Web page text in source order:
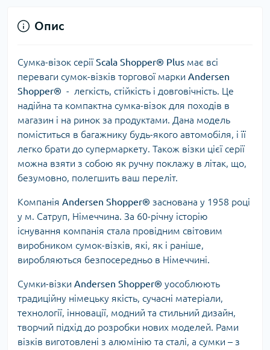
Опис
Сумка-візок серії Scala Shopper® Plus має всі
переваги сумок-візків торгової марки Andersen
Shopper® - легкість, стійкість і довговічність. Це
надійна та компактна сумка-візок для походів в
магазин і на ринок за продуктами. Дана модель
поміститься в багажнику будь-якого автомобіля, і її
легко брати до супермаркету. Також візки цієї серії
можна взяти з собою як ручну поклажу в літак, що,
безумовно, полегшить ваш переліт.
Компанія Andersen Shopper® заснована у 1958 році
у м. Сатруп, Німеччина. За 60-річну історію
існування компанія стала провідним світовим
виробником сумок-візків, які, як і раніше,
виробляються безпосередньо в Німеччині.
Сумки-візки Andersen Shopper® уособлюють
традиційну німецьку якість, сучасні матеріали,
технології, інновації, модний та стильний дизайн,
творчий підхід до розробки нових моделей. Рами
візків виготовлені з алюмінію та сталі, а сумки – з